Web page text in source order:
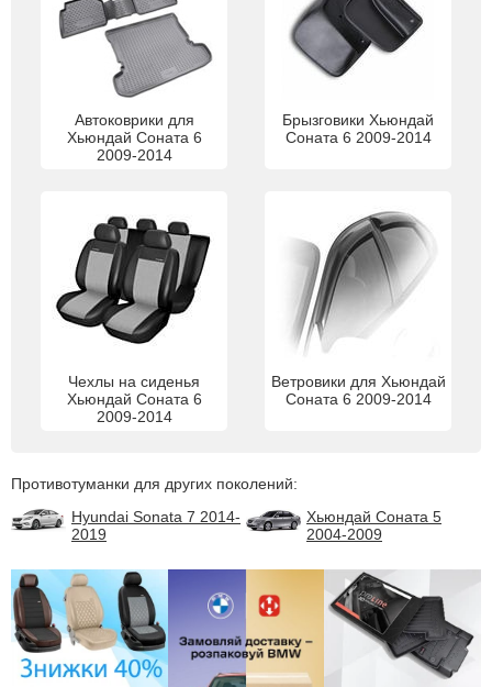
Автоковрики для
Хьюндай Соната 6
2009-2014
Брызговики Хьюндай
Соната 6 2009-2014
Чехлы на сиденья
Хьюндай Соната 6
2009-2014
Ветровики для Хьюндай
Соната 6 2009-2014
Противотуманки для других поколений:
Hyundai Sonata 7 2014-
2019
Хьюндай Соната 5
2004-2009